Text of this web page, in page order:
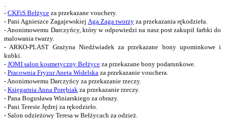
- CKFiS Bełżyce za przekazane vouchery.
- Pani Agnieszce Zagajewskiej Aga Zaga tworzy za przekazania rękodzieła.
- Anonimowemu Darczyńcy, który w odpowiedzi na nasz post zakupił farbki do
malowania twarzy.
- ARKO-PLAST Grażyna Niedźwiadek za przekazane bony upominkowe i
kubki.
- JOMI salon kosmetyczny Bełżyce za przekazane bony podarunkowe.
- Pracownia Fryzur Aneta Widelska za przekazanie vouchera.
- Anonimowemu Darczyńcy za przekazanie rzeczy.
- Księgarnia Anna Porębiak za przekazanie rzeczy.
- Pana Bogusława Winiarskiego za obrazy.
- Pani Teresie Jędrej za rękodzieło.
- Salon odzieżowy Teresa w Bełżycach za odzież.